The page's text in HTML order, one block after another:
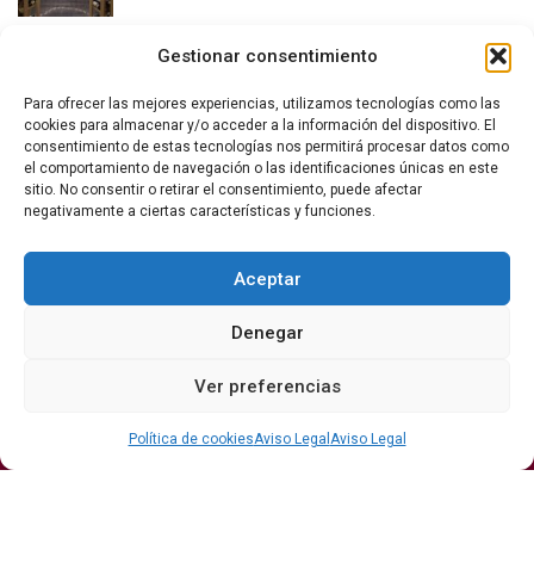
Gestionar consentimiento
Para ofrecer las mejores experiencias, utilizamos tecnologías como las
cookies para almacenar y/o acceder a la información del dispositivo. El
consentimiento de estas tecnologías nos permitirá procesar datos como
el comportamiento de navegación o las identificaciones únicas en este
sitio. No consentir o retirar el consentimiento, puede afectar
negativamente a ciertas características y funciones.
Aceptar
Denegar
Ver preferencias
Política de cookiesAviso Legal Aviso Legal
La revista del vino y la gastronomía.
Gastronomía
Protagonistas